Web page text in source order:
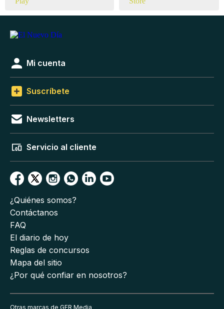
Mi cuenta
Suscríbete
Newsletters
Servicio al cliente
¿Quiénes somos?
Contáctanos
FAQ
El diario de hoy
Reglas de concursos
Mapa del sitio
¿Por qué confiar en nosotros?
Otras marcas de GFR Media